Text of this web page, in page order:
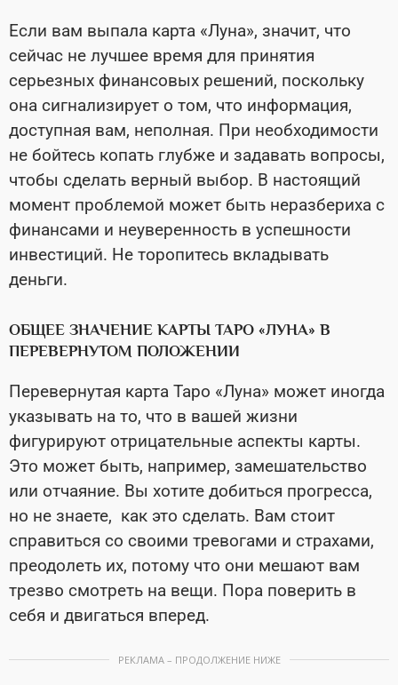
Если вам выпала карта «Луна», значит, что
сейчас не лучшее время для принятия
серьезных финансовых решений, поскольку
она сигнализирует о том, что информация,
доступная вам, неполная. При необходимости
не бойтесь копать глубже и задавать вопросы,
чтобы сделать верный выбор. В настоящий
момент проблемой может быть неразбериха с
финансами и неуверенность в успешности
инвестиций. Не торопитесь вкладывать
деньги.
ОБЩЕЕ ЗНАЧЕНИЕ КАРТЫ ТАРО «ЛУНА» В
ПЕРЕВЕРНУТОМ ПОЛОЖЕНИИ
Перевернутая карта Таро «Луна» может иногда
указывать на то, что в вашей жизни
фигурируют отрицательные аспекты карты.
Это может быть, например, замешательство
или отчаяние. Вы хотите добиться прогресса,
но не знаете, как это сделать. Вам стоит
справиться со своими тревогами и страхами,
преодолеть их, потому что они мешают вам
трезво смотреть на вещи. Пора поверить в
себя и двигаться вперед.
РЕКЛАМА – ПРОДОЛЖЕНИЕ НИЖЕ